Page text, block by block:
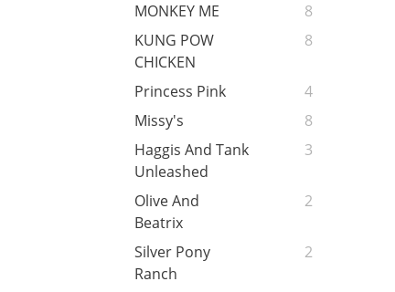
MONKEY ME
8
KUNG POW
CHICKEN
8
Princess Pink
4
Missy's
8
Haggis And Tank
Unleashed
3
Olive And
Beatrix
2
Silver Pony
Ranch
2